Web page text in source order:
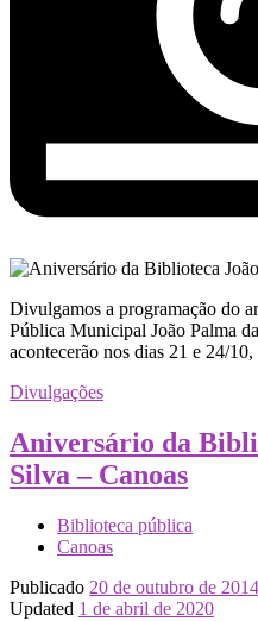
Divulgamos a programação do
Pública Municipal João Palma
acontecerão nos dias 21 e 24/
Divulgações
Aniversário da
Silva – Canoas
Biblioteca pública
Canoas
Publicado 20 de outubro de 2014
Updated 1 de abril de 2020